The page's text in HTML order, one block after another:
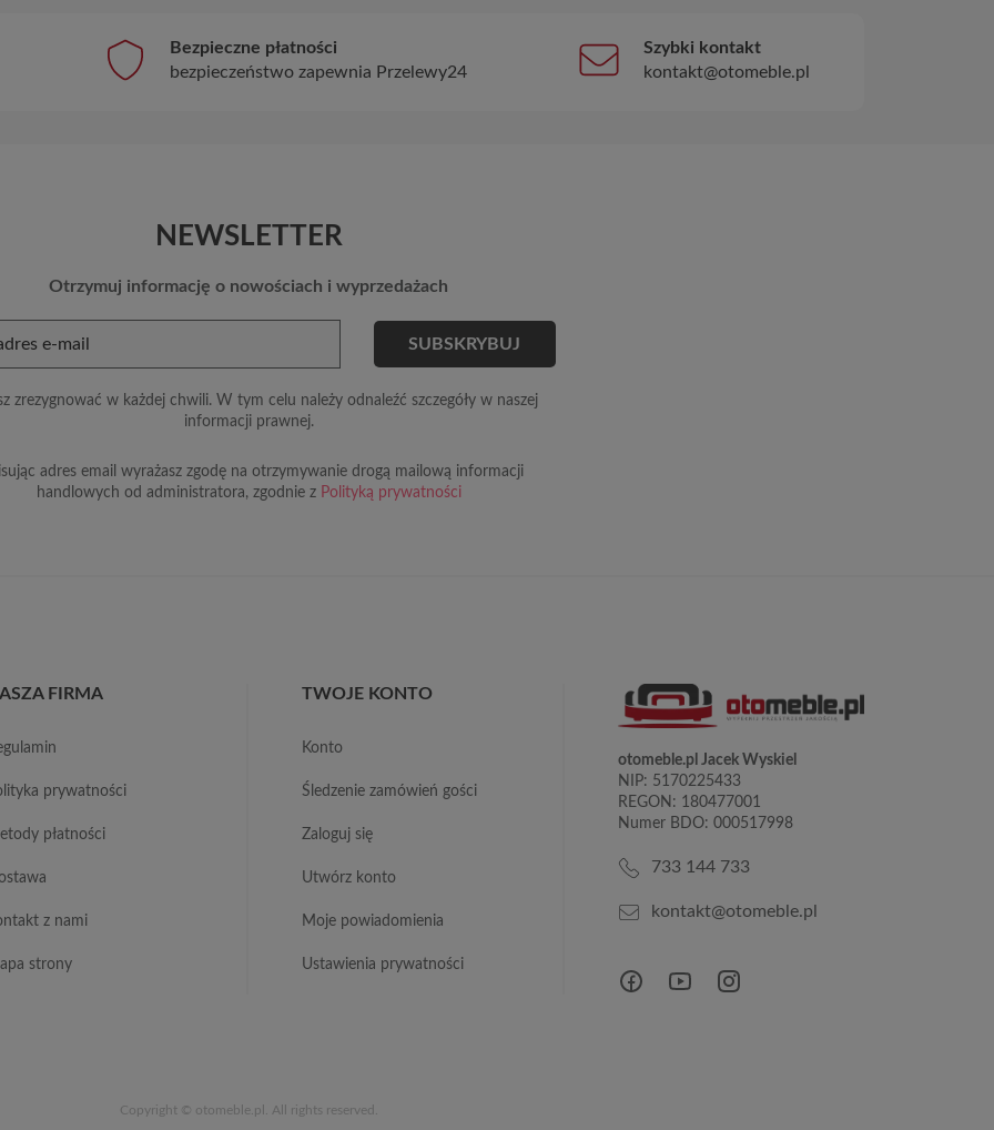
Bezpieczne płatności
bezpieczeństwo zapewnia Przelewy24
Szybki kontakt
kontakt@otomeble.pl
NEWSLETTER
Otrzymuj informację o nowościach i wyprzedażach
zrezygnować w każdej chwili. W tym celu należy odnaleźć szczegóły w naszej
informacji prawnej.
adres email wyrażasz zgodę na otrzymywanie drogą mailową informacji
handlowych od administratora, zgodnie z Polityką prywatności
FIRMA
prywatności
metody płatności
z nami
mapa strony
TWOJE KONTO
konto
śledzenie zamówień gości
zaloguj się
utwórz konto
moje powiadomienia
ustawienia prywatności
otomeble.pl Jacek Wyskiel
NIP: 5170225433
REGON: 180477001
Numer BDO: 000517998
733 144 733
kontakt@otomeble.pl
Copyright © otomeble.pl. All rights reserved.